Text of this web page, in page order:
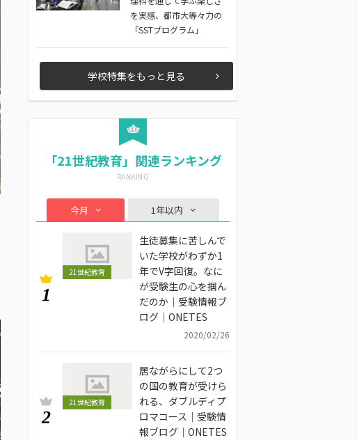
を実感、都市大等々力の
「SSTプログラム」
学校特集をもっと見る
「21世紀教育」関連ランキング
今月 1年以内
1
21世紀教育
生徒募集に苦しんで
いた学校がわずか1
年でV字回復。なに
が受験生の心を掴ん
だのか｜受験情報ブ
ログ｜ONETES
2020/02/26
2
21世紀教育
居ながらにして2つ
の国の教育が受けら
れる、ダブルディプ
ロマコース｜受験情
報ブログ｜ONETES